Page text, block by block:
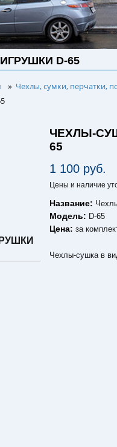
D-65
» Чехлы, сумки, перчатки,
ЧЕХЛЫ-
65
1 100 руб.
Цены и наличие
Название:
Модель: D-65
Цена:за
Чехлы-сушка в